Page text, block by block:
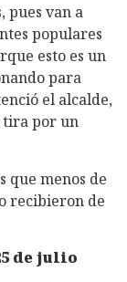
pues van a
populares
esto es un
para
el alcalde,
tira por un
que menos de
recibieron de
de julio